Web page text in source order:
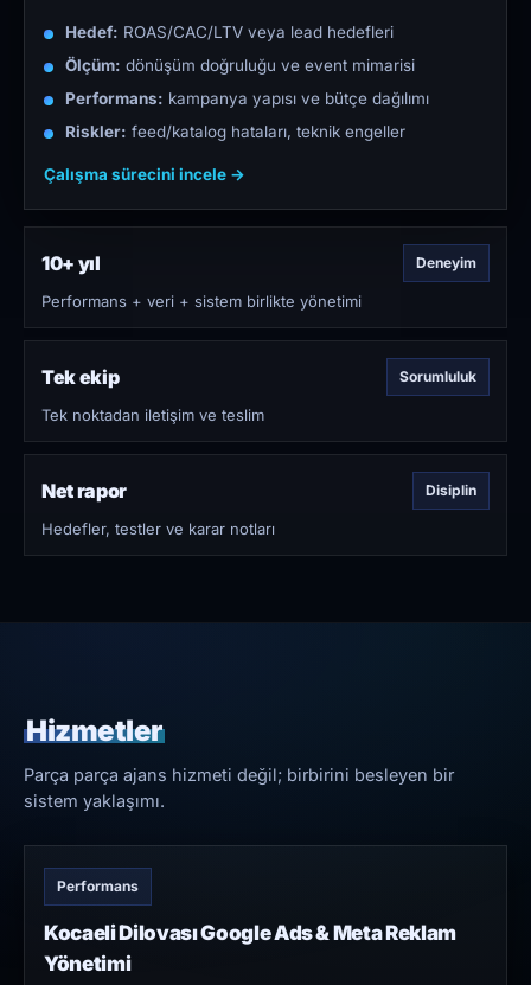
Hedef: ROAS/CAC/LTV veya lead hedefleri
Ölçüm: dönüşüm doğruluğu ve event mimarisi
Performans: kampanya yapısı ve bütçe dağılımı
Riskler: feed/katalog hataları, teknik engeller
Çalışma sürecini incele →
10+ yıl Deneyim
Performans + veri + sistem birlikte yönetimi
Tek ekip Sorumluluk
Tek noktadan iletişim ve teslim
Net rapor Disiplin
Hedefler, testler ve karar notları
Hizmetler
Parça parça ajans hizmeti değil; birbirini besleyen bir
sistem yaklaşımı.
Performans
Kocaeli Dilovası Google Ads & Meta Reklam
Yönetimi